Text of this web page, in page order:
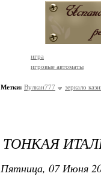
игра
игровые автоматы
Метки: Вулкан777 зеркало
ТОНКАЯ
Пятница, 07 Июня